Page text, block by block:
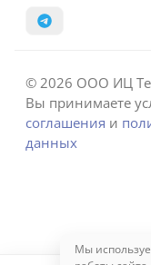
© 2026 ООО ИЦ
Вы принимаете
соглашения и
данных
Мы